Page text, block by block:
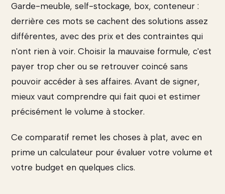
Garde-meuble, self-stockage, box, conteneur :
derrière ces mots se cachent des solutions assez
différentes, avec des prix et des contraintes qui
n'ont rien à voir. Choisir la mauvaise formule, c'est
payer trop cher ou se retrouver coincé sans
pouvoir accéder à ses affaires. Avant de signer,
mieux vaut comprendre qui fait quoi et estimer
précisément le volume à stocker.
Ce comparatif remet les choses à plat, avec en
prime un calculateur pour évaluer votre volume et
votre budget en quelques clics.